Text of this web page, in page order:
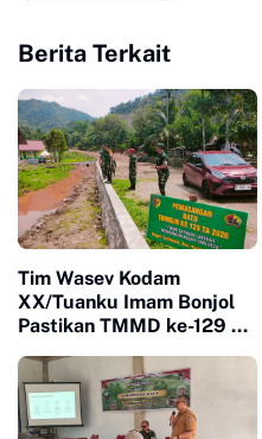
Berita Terkait
Tim Wasev Kodam
XX/Tuanku Imam Bonjol
Pastikan TMMD ke-129 di
Sasaran dan Berkualitas